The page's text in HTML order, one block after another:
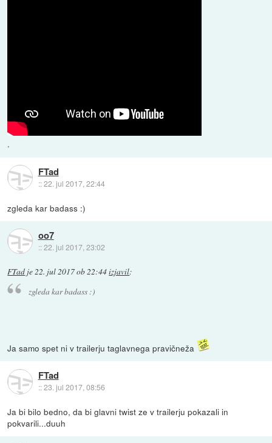
.
FTad
::22. jul 2017, 22:44
zgleda kar badass :)
oo7
::22. jul 2017, 23:02
FTad je 22. jul 2017 ob 22:44izjavil:
zgleda kar badass :)
Ja samo spet ni v trailerju taglavnega pravičneža
FTad
::23. jul 2017, 08:56
Ja bi bilo bedno, da bi glavni twist ze v trailerju pokazali in
pokvarili...duuh